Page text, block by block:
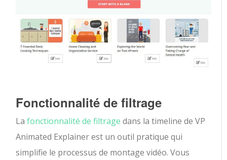
Fonctionnalité de filtrage
Lafonctionnalité de filtrage dans la timeline de VP
Animated Explainer est un outil pratique qui
simplifie le processus de montage vidéo. Vous